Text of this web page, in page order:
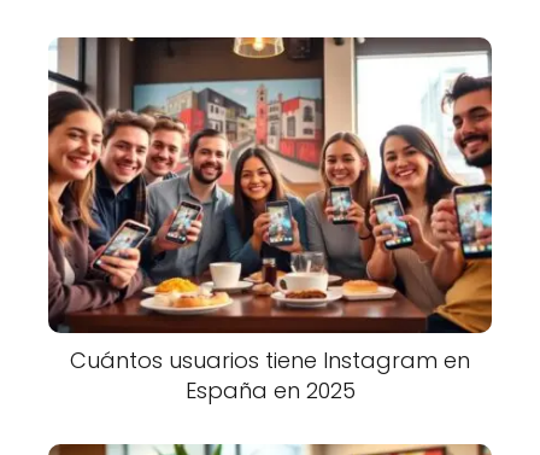
Cuántos usuarios tiene Instagram en
España en 2025